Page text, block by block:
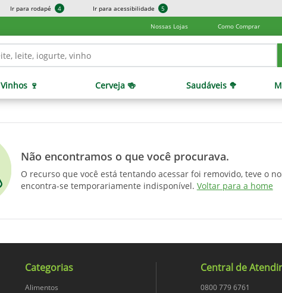
Ir para rodapé 4 Ir para acessibilidade 5
Nossas Lojas Como Comprar
Vinhos 🍷 Cerveja 🍻 Saudáveis 🥦
Não encontramos o que você procurava.
O recurso que você está tentando acessar foi removido, teve o
encontra-se temporariamente indisponível. Voltar para a home
Categorias
Alimentos
Central de
0800 779 6761